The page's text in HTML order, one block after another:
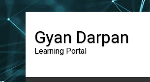
Gyan Darpan
Learning Portal